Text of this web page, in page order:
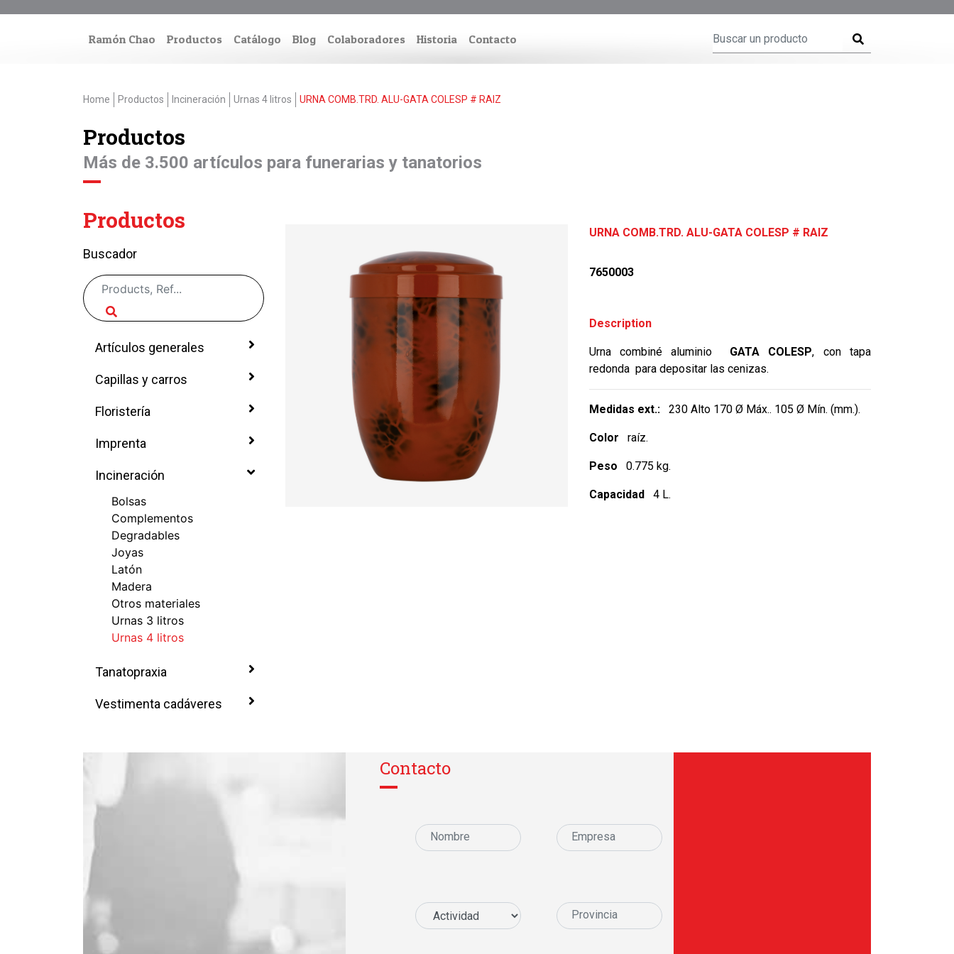
Ramón Chao Productos Catálogo Blog Colaboradores Historia Contacto
Home Productos Incineración Urnas 4 litros URNA COMB.TRD. ALU-GATA COLESP # RAIZ
Productos
Más de 3.500 artículos para funerarias y tanatorios
Productos
Buscador
Artículos generales
Capillas y carros
Floristería
Imprenta
Incineración
Bolsas
Complementos
Degradables
Joyas
Latón
Madera
Otros materiales
Urnas 3 litros
Urnas 4 litros
Tanatopraxia
Vestimenta cadáveres
URNA COMB.TRD. ALU-GATA COLESP # RAIZ
7650003
Description
Urna combiné aluminio GATA COLESP, con tapa
redonda para depositar las cenizas.
Medidas ext.: 230 Alto 170 Ø Máx.. 105 Ø Mín. (mm.).
Color raíz.
Peso 0.775 kg.
Capacidad 4 L.
Contacto